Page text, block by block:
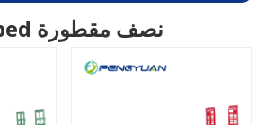
80Ton Lowbed نصف مقطورة